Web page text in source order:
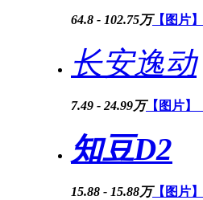
64.8 - 102.75万【图片】
长安逸动
7.49 - 24.99万【图片】
知豆D2
15.88 - 15.88万【图片】